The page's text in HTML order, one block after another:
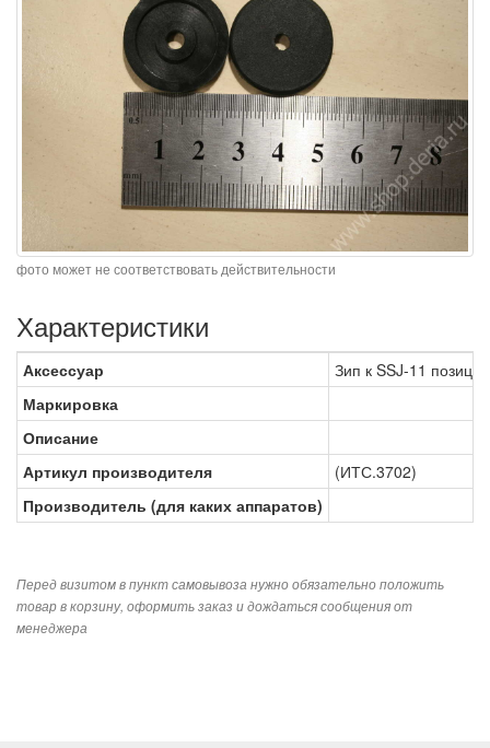
фото может не соответствовать действительности
Характеристики
Аксессуар
Зип к SSJ-11
Маркировка
Описание
Артикул производителя
(ИТС.3702)
Производитель (для каких аппаратов)
Перед визитом в пункт самовывоза нужно обязательно положить
товар в корзину, оформить заказ и дождаться сообщения от
менеджера